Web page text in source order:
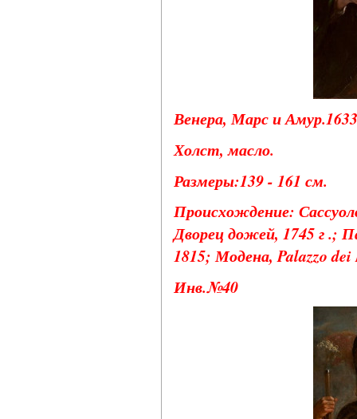
Венера, Марс и
Холст, масло.
Размеры:139 - 161 см.
Происхождение:
Дворец дожей, 1745 г .;
1815; Модена, Palazzo dei
Инв.№40